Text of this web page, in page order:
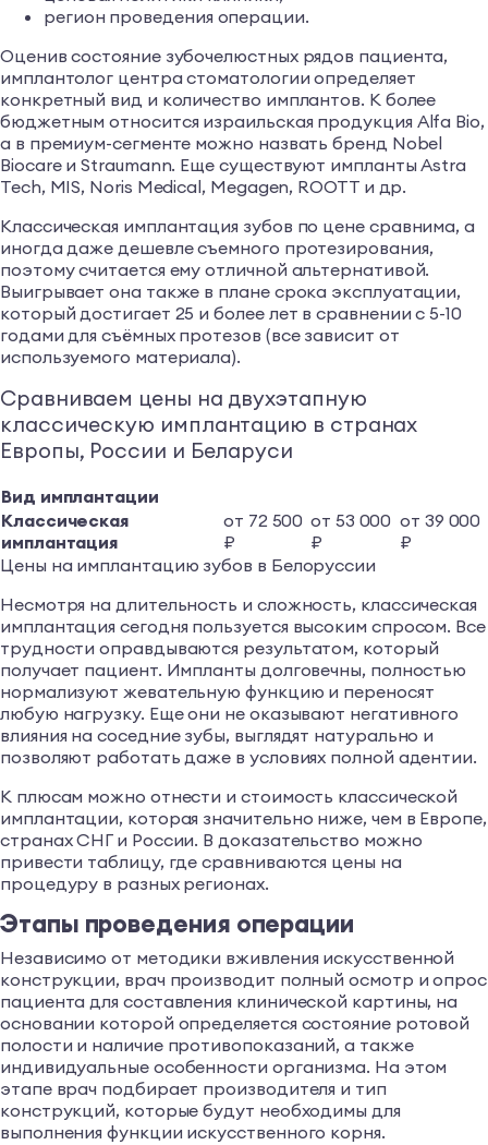
регион проведения операции.
Оценив состояние зубочелюстных рядов пациента,
имплантолог центра стоматологии определяет
конкретный вид и количество имплантов. К более
бюджетным относится израильская продукция Alfa Bio,
а в премиум-сегменте можно назвать бренд Nobel
Biocare и Straumann. Еще существуют импланты Astra
Tech, MIS, Noris Medical, Megagen, ROOTT и др.
Классическая имплантация зубов по цене сравнима, а
иногда даже дешевле съемного протезирования,
поэтому считается ему отличной альтернативой.
Выигрывает она также в плане срока эксплуатации,
который достигает 25 и более лет в сравнении с 5-10
годами для съёмных протезов (все зависит от
используемого материала).
Сравниваем цены на двухэтапную
классическую имплантацию в странах
Европы, России и Беларуси
Вид имплантации
Классическая
имплантация
от 72 500
₽
от 53 000
₽
от 39 000
₽
Цены на имплантацию зубов в Белоруссии
Несмотря на длительность и сложность, классическая
имплантация сегодня пользуется высоким спросом. Все
трудности оправдываются результатом, который
получает пациент. Импланты долговечны, полностью
нормализуют жевательную функцию и переносят
любую нагрузку. Еще они не оказывают негативного
влияния на соседние зубы, выглядят натурально и
позволяют работать даже в условиях полной адентии.
К плюсам можно отнести и стоимость классической
имплантации, которая значительно ниже, чем в Европе,
странах СНГ и России. В доказательство можно
привести таблицу, где сравниваются цены на
процедуру в разных регионах.
Этапы проведения операции
Независимо от методики вживления искусственной
конструкции, врач производит полный осмотр и опрос
пациента для составления клинической картины, на
основании которой определяется состояние ротовой
полости и наличие противопоказаний, а также
индивидуальные особенности организма. На этом
этапе врач подбирает производителя и тип
конструкций, которые будут необходимы для
выполнения функции искусственного корня.